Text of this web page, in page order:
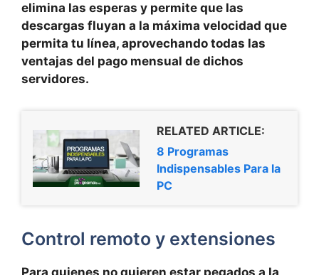
elimina las esperas y permite que las
descargas fluyan a la máxima velocidad que
permita tu línea, aprovechando todas las
ventajas del pago mensual de dichos
servidores.
RELATED ARTICLE:
8 Programas
Indispensables Para la
PC
Control remoto y extensiones